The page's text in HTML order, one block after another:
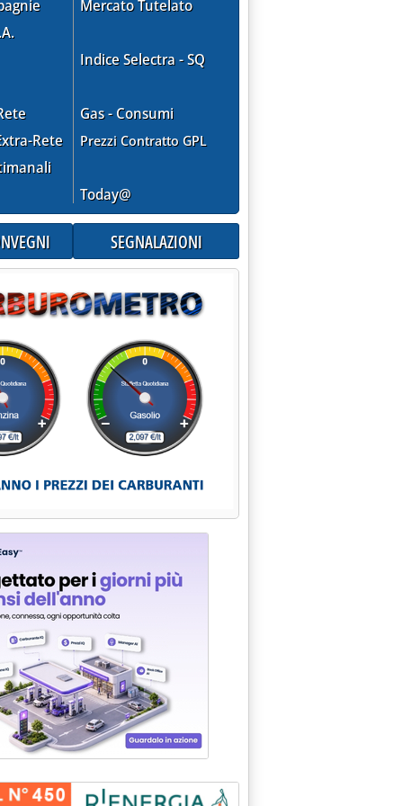
Rete
Mercato Tutelato
Indice Selectra - SQ
Gas - Consumi
Prezzi Contratto GPL
Today@
SEGNALAZIONI